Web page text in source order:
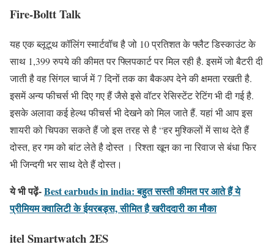
Fire-Boltt Talk
यह एक ब्लूटूथ कॉलिंग स्मार्टवॉच है जो 10 प्रतिशत के फ्लैट डिस्काउंट के
साथ 1,399 रुपये की कीमत पर फ्लिपकार्ट पर मिल रही है. इसमें जो बैटरी दी
जाती है वह सिंगल चार्ज में 7 दिनों तक का बैकअप देने की क्षमता रखती है.
इसमें अन्य फीचर्स भी दिए गए हैं जैसे इसे वॉटर रेसिस्टेंट रेटिंग भी दी गई है.
इसके अलावा कई हेल्थ फीचर्स भी देखने को मिल जाते हैं. यहां भी आप इस
शायरी को चिपका सकते हैं जो इस तरह से है “हर मुश्किलों में साथ देते हैं
दोस्त, हर गम को बांट लेते है दोस्त । रिश्ता खून का ना रिवाज से बंधा फिर
भी जिन्दगी भर साथ देते हैं दोस्त।
ये भी पढ़ें-Best earbuds in india: बहुत सस्ती कीमत पर आते हैं ये
प्रीमियम क्वालिटी के ईयरबड्स, सीमित है खरीददारी का मौका
itel Smartwatch 2ES